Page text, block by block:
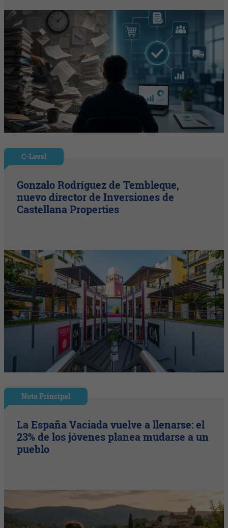
C-Level
Gonzalo Rodríguez de Tembleque,
nuevo director de Inversiones de
Castellana Properties
Nota Principal
La España Vaciada vuelve a llenarse: el
23% de los jóvenes planea mudarse a un
pueblo